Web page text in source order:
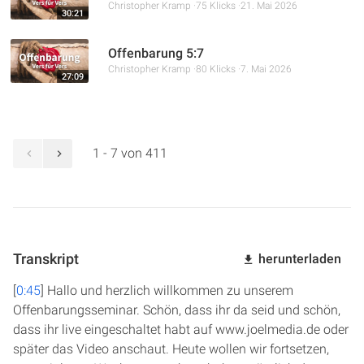
30:21
Christopher Kramp 75 Klicks 21. Mai 2026
27:09
Offenbarung 5:7
Christopher Kramp 80 Klicks 7. Mai 2026
1 - 7 von 411
Transkript herunterladen
[0:45] Hallo und herzlich willkommen zu unserem
Offenbarungsseminar. Schön, dass ihr da seid und schön,
dass ihr live eingeschaltet habt auf www.joelmedia.de oder
später das Video anschaut. Heute wollen wir fortsetzen,